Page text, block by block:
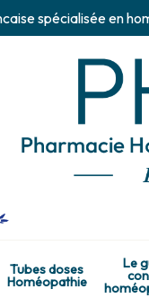
spécialisée en
Tubes doses
Homéopathie
Le